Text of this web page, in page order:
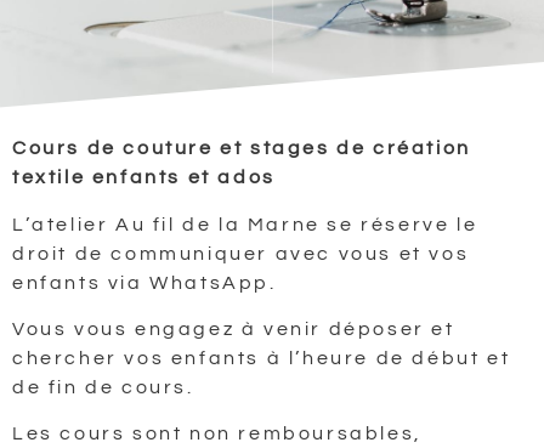
Cours de couture et stages de création
textile enfants et ados
L’atelier Au fil de la Marne se réserve le
droit de communiquer avec vous et vos
enfants via WhatsApp.
Vous vous engagez à venir déposer et
chercher vos enfants à l’heure de début et
de fin de cours.
Les cours sont non remboursables,